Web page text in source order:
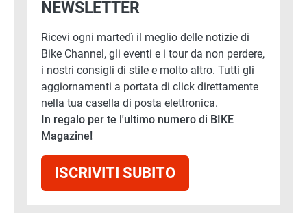
NEWSLETTER
Ricevi ogni martedì il meglio delle notizie di
Bike Channel, gli eventi e i tour da non perdere,
i nostri consigli di stile e molto altro. Tutti gli
aggiornamenti a portata di click direttamente
nella tua casella di posta elettronica.
In regalo per te l'ultimo numero di BIKE
Magazine!
ISCRIVITI SUBITO